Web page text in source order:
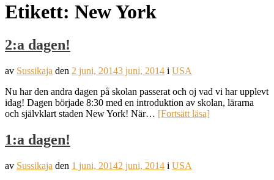
Etikett: New York
2:a dagen!
av Sussikaja den 2 juni, 20143 juni, 2014 i USA
Nu har den andra dagen på skolan passerat och oj vad vi har upplevt
idag! Dagen började 8:30 med en introduktion av skolan, lärarna
och självklart staden New York! När… [Fortsätt läsa]
1:a dagen!
av Sussikaja den 1 juni, 20142 juni, 2014 i USA